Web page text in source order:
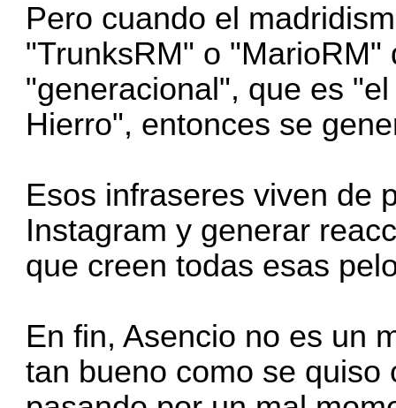
Pero cuando el
"TrunksRM" o
"generacional", que es
Hierro", entonces se
Esos infraseres viven de
Instagram y generar
que creen todas esas
En fin, Asencio no es un
tan bueno como se quiso